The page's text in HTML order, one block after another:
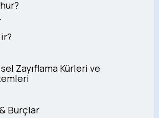
Zayıflama Kürleri ve
Burçlar